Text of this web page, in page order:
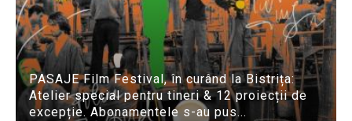
PASAJE Film Festival, în curând la Bistrița:
Atelier special pentru tineri & 12 proiecții de
excepție. Abonamentele s-au pus...